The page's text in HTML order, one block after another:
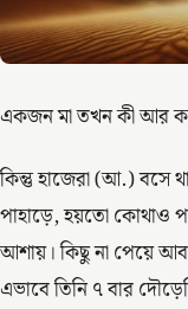
একজন মা তখন কী আর
কিন্তু হাজেরা (আ.) বসে
পাহাড়ে, হয়তো কোথাও
আশায়। কিছু না পেয়ে
এভাবে তিনি ৭ বার